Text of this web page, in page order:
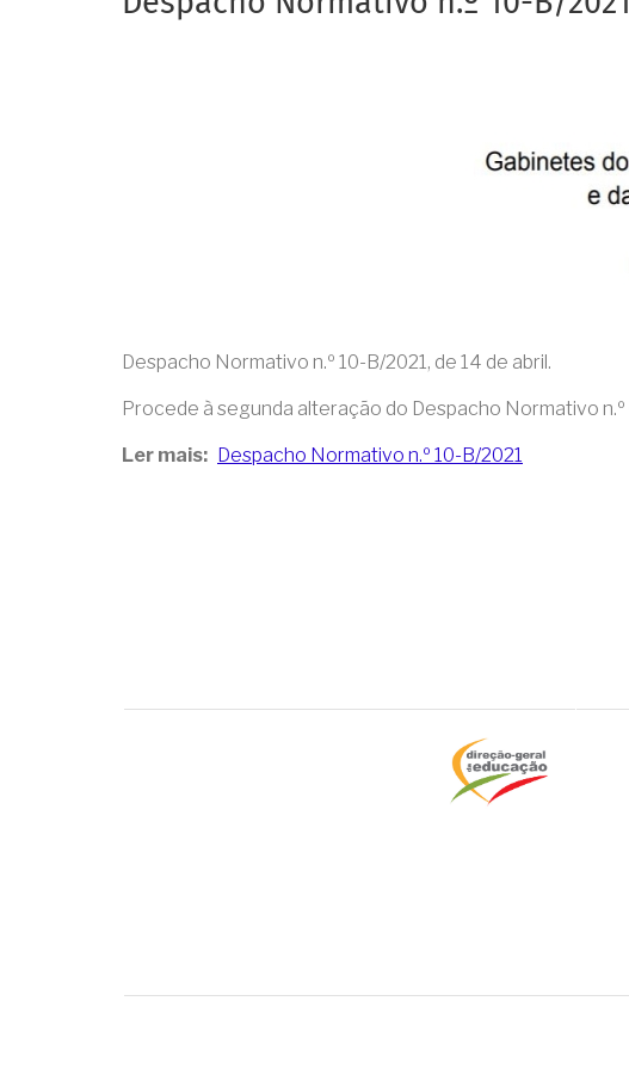
Despacho Normativo n.º 10-B/2021, de 14 de abril.
Procede à segunda alteração do Despacho Normativo
Ler mais Despacho Normativo n.º 10-B/2021